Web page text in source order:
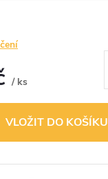
/ ks
VLOŽIT DO KOŠÍKU